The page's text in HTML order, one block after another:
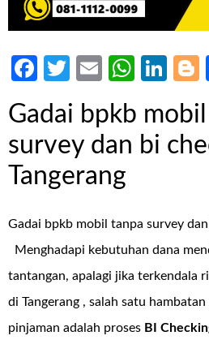
Facebook
Twitter
Email
Gadai bpkb
survey dan bi
Tangerang
Gadai bpkb mobil tanpa survey
Menghadapi kebutuhan dana
tantangan, apalagi jika terkendala
di Tangerang , salah satu
pinjaman adalah proses BI